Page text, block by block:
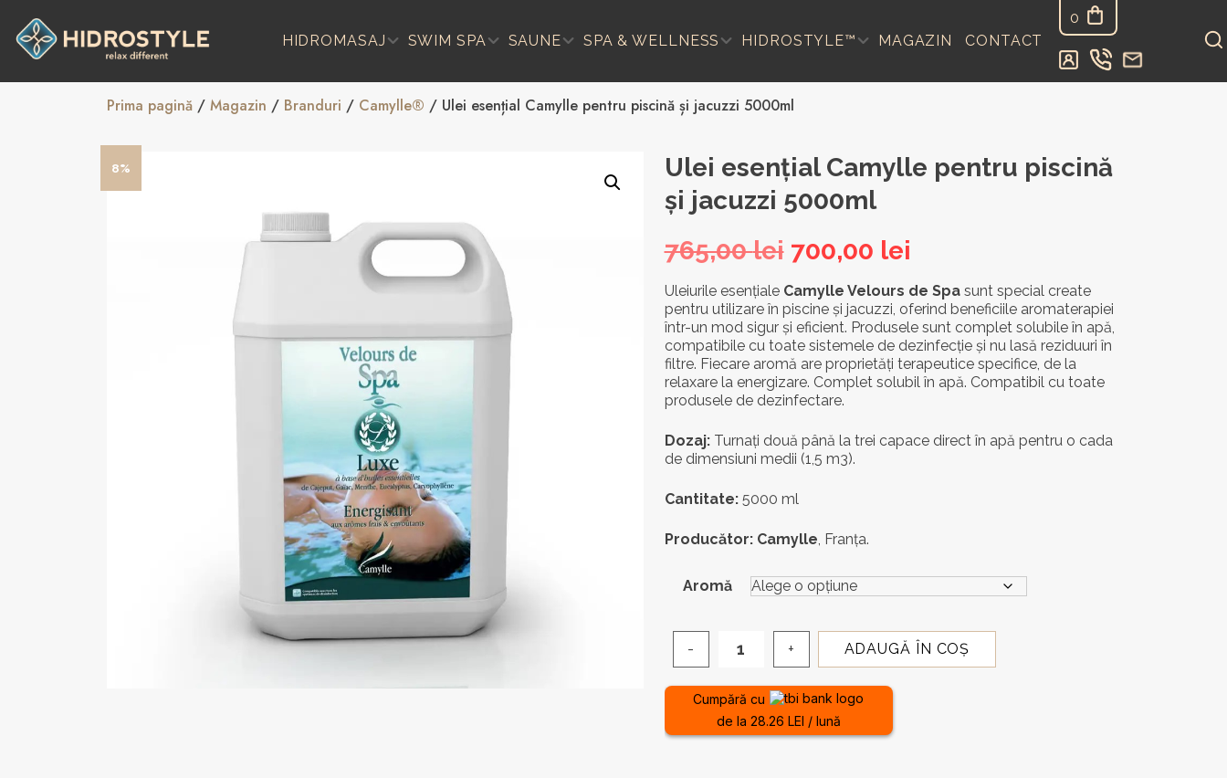
content
HIDROMASAJ SWIM SPA SAUNE SPA & WELLNESS HIDROSTYLE™ MAGAZIN CONTACT
0
Prima pagină / Magazin / Branduri / Camylle® / Ulei esențial Camylle pentru piscină și jacuzzi 5000ml
8%
Ulei esențial Camylle pentru piscină
și jacuzzi 5000ml
765,00lei Prețul
inițial
a
fost:
765,00 lei.
700,00 lei
curent
este:
700,00 lei.
Uleiurile esențiale Camylle Velours de Spasunt special create
pentru utilizare în piscine și jacuzzi, oferind beneficiile aromaterapiei
într-un mod sigur și eficient. Produsele sunt complet solubile în apă,
compatibile cu toate sistemele de dezinfecție și nu lasă reziduuri în
filtre. Fiecare aromă are proprietăți terapeutice specifice, de la
relaxare la energizare. Complet solubil în apă. Compatibil cu toate
produsele de dezinfectare.
Dozaj: Turnați două până la trei capace direct în apă pentru o cada
de dimensiuni medii (1,5 m3).
Cantitate:5000 ml
Producător: Camylle , Franţa.
Aromă
esențial
Camylle
pentru
ADAUGĂ ÎN COȘ
Cumpără cu
de la 28.26 LEI / lună